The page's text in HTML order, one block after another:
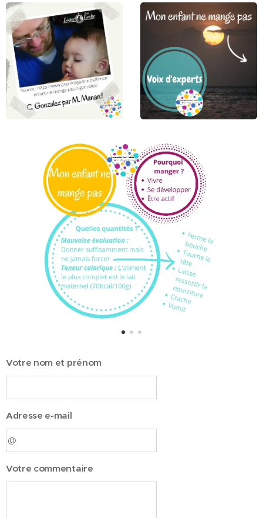
Votre nom et prénom
Adresse e-mail
Votre commentaire